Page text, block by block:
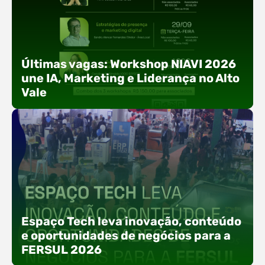
Últimas vagas: Workshop NIAVI 2026
une IA, Marketing e Liderança no Alto
Vale
Com o objetivo de impulsionar a produtividade, a
presença digital e a gestão nas empresas do
Alto Vale, o Núcleo de Tecnologia da Informação
(NIAVI), Polo ACATE-ACIRS, realiza a edição
2026 do Workshop NIAVI. O evento foi
Espaço Tech leva inovação, conteúdo
e oportunidades de negócios para a
FERSUL 2026